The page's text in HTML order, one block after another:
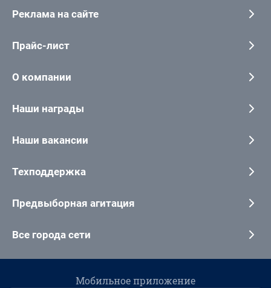
Реклама на сайте
Прайс-лист
О компании
Наши награды
Наши вакансии
Техподдержка
Предвыборная агитация
Все города сети
Мобильное приложение